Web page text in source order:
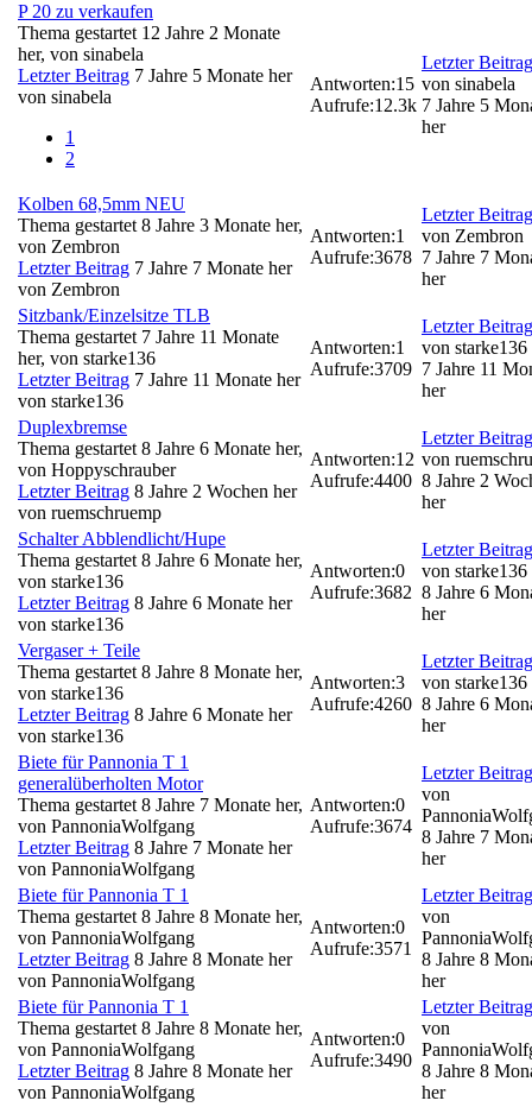
P 20 zu verkaufen
Thema gestartet 12 Jahre 2 Monate
her, von sinabela
Letzter Beitrag 7 Jahre 5 Monate her
von sinabela
1
2
Antworten:15
Aufrufe:12.3k
Letzter Beitrag
von sinabela
7 Jahre 5
her
Kolben 68,5mm NEU
Thema gestartet 8 Jahre 3 Monate her,
von Zembron
Letzter Beitrag 7 Jahre 7 Monate her
von Zembron
Antworten:1
Aufrufe:3678
Letzter Beitrag
von Zembron
7 Jahre 7
her
Sitzbank/Einzelsitze TLB
Thema gestartet 7 Jahre 11 Monate
her, von starke136
Letzter Beitrag 7 Jahre 11 Monate her
von starke136
Antworten:1
Aufrufe:3709
Letzter Beitrag
von starke136
7 Jahre 11
her
Duplexbremse
Thema gestartet 8 Jahre 6 Monate her,
von Hoppyschrauber
Letzter Beitrag 8 Jahre 2 Wochen her
von ruemschruemp
Antworten:12
Aufrufe:4400
Letzter Beitrag
von
8 Jahre 2
her
Schalter Abblendlicht/Hupe
Thema gestartet 8 Jahre 6 Monate her,
von starke136
Letzter Beitrag 8 Jahre 6 Monate her
von starke136
Antworten:0
Aufrufe:3682
Letzter Beitrag
von starke136
8 Jahre 6
her
Vergaser + Teile
Thema gestartet 8 Jahre 8 Monate her,
von starke136
Letzter Beitrag 8 Jahre 6 Monate her
von starke136
Antworten:3
Aufrufe:4260
Letzter Beitrag
von starke136
8 Jahre 6
her
Biete für Pannonia T 1
generalüberholten Motor
Thema gestartet 8 Jahre 7 Monate her,
von PannoniaWolfgang
Letzter Beitrag 8 Jahre 7 Monate her
von PannoniaWolfgang
Antworten:0
Aufrufe:3674
Letzter Beitrag
von
8 Jahre 7
her
Biete für Pannonia T 1
Thema gestartet 8 Jahre 8 Monate her,
von PannoniaWolfgang
Letzter Beitrag 8 Jahre 8 Monate her
von PannoniaWolfgang
Antworten:0
Aufrufe:3571
Letzter Beitrag
von
8 Jahre 8
her
Biete für Pannonia T 1
Thema gestartet 8 Jahre 8 Monate her,
von PannoniaWolfgang
Letzter Beitrag 8 Jahre 8 Monate her
von PannoniaWolfgang
Antworten:0
Aufrufe:3490
Letzter Beitrag
von
8 Jahre 8
her